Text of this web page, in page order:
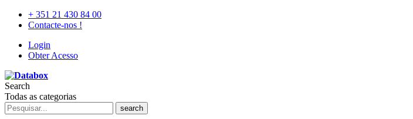
+ 351 21 430 84 00
Contacte-nos !
Login
Obter Acesso
Search
Todas as categorias
search